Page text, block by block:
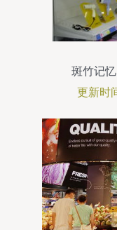
斑竹记
更新时